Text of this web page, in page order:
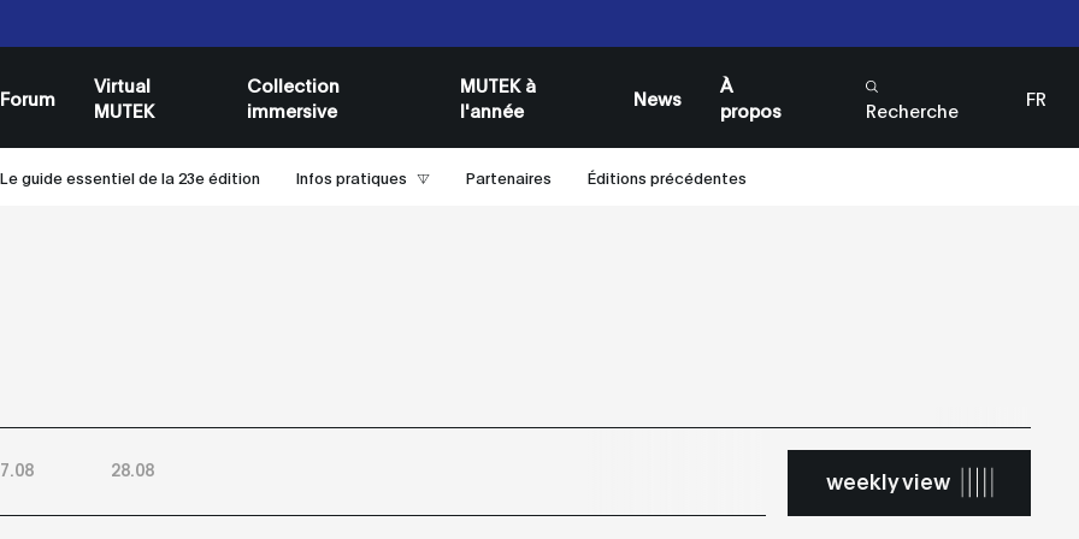
Forum
Virtual
MUTEK
Collection
immersive
MUTEK à
l'année
News
À
propos
Recherche
FR
Le guide essentiel de la 23e édition Infos pratiques Partenaires Éditions précédentes
28.08 weekly view